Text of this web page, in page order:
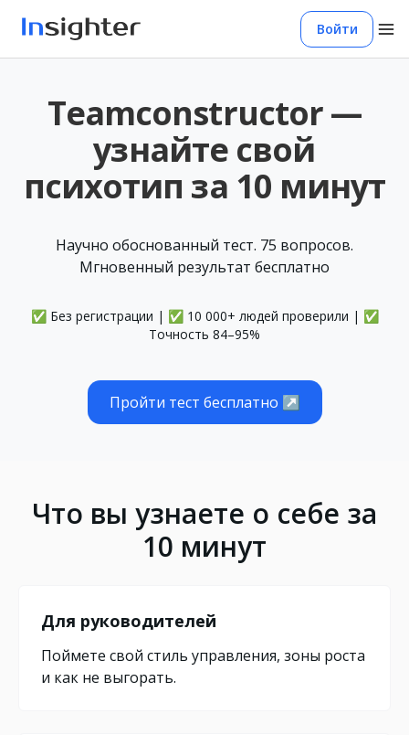
Войти
Teamconstructor —
узнайте свой
психотип за 10 минут
Научно обоснованный тест. 75 вопросов.
Мгновенный результат бесплатно
✅ Без регистрации | ✅ 10 000+ людей проверили | ✅
Точность 84–95%
Пройти тест бесплатно ↗
Что вы узнаете о себе за
10 минут
Для руководителей
Поймете свой стиль управления, зоны роста
и как не выгорать.